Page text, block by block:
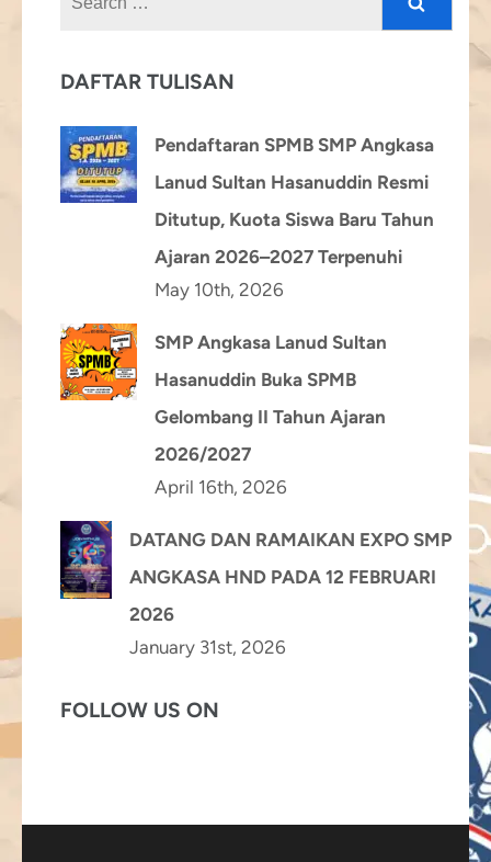
DAFTAR TULISAN
Pendaftaran SPMB SMP Angkasa
Lanud Sultan Hasanuddin Resmi
Ditutup, Kuota Siswa Baru Tahun
Ajaran 2026–2027 Terpenuhi
May 10th, 2026
SMP Angkasa Lanud Sultan
Hasanuddin Buka SPMB
Gelombang II Tahun Ajaran
2026/2027
April 16th, 2026
DATANG DAN RAMAIKAN EXPO SMP
ANGKASA HND PADA 12 FEBRUARI
2026
January 31st, 2026
FOLLOW US ON